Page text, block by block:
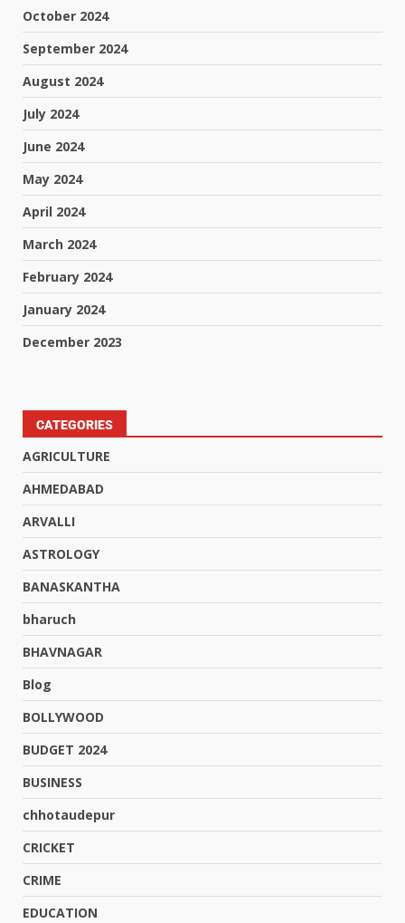
October 2024
September 2024
August 2024
July 2024
June 2024
May 2024
April 2024
March 2024
February 2024
January 2024
December 2023
CATEGORIES
AGRICULTURE
AHMEDABAD
ARVALLI
ASTROLOGY
BANASKANTHA
bharuch
BHAVNAGAR
Blog
BOLLYWOOD
BUDGET 2024
BUSINESS
chhotaudepur
CRICKET
CRIME
EDUCATION